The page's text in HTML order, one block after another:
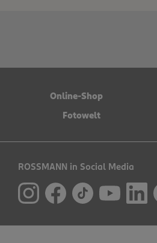
Online-Shop
Fotowelt
ROSSMANN in Social Media